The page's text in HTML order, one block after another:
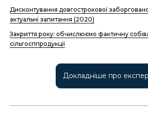
Дисконтування довгострокової
актуальні запитання (2020)
Закриття року: обчислюємо фактичну
сільгосппродукції
Докладніше про